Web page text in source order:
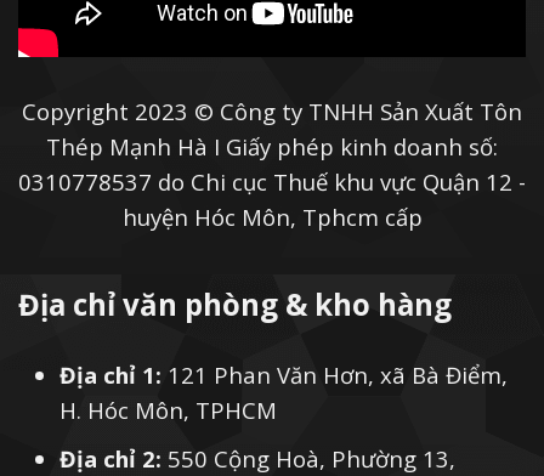
Copyright 2023 © Công ty TNHH Sản Xuất Tôn
Thép Mạnh Hà I Giấy phép kinh doanh số:
0310778537 do Chi cục Thuế khu vực Quận 12 -
huyện Hóc Môn, Tphcm cấp
Địa chỉ văn phòng & kho hàng
Địa chỉ 1: 121 Phan Văn Hơn, xã Bà Điểm,
H. Hóc Môn, TPHCM
Địa chỉ 2: 550 Cộng Hoà, Phường 13,